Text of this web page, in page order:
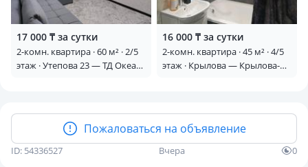
17 000 ₸ за сутки
2-комн. квартира · 60 м² · 2/5
этаж · Утепова 23 — ТД Океан,
16 000 ₸ за сутки
2-комн. квартира · 45 м² · 4/5
этаж · Крылова — Крылова-
Пожаловаться на объявление
ID: 54336527 Вчера 0